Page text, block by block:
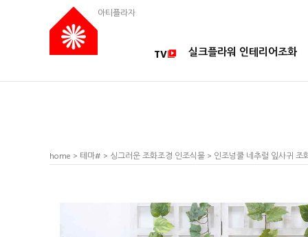
아티플라자
TV 실크플라워 인테리어조화
home > 테마# > 싱그러운 조화조경 인조식물 > 인조넝쿨 네추럴 잎사귀 조